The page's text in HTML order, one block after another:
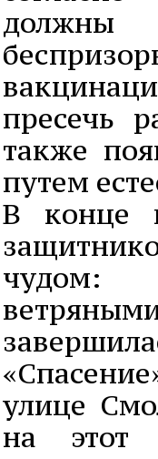
пресечь
также
путем
В конце
чудом:
улице
на этот